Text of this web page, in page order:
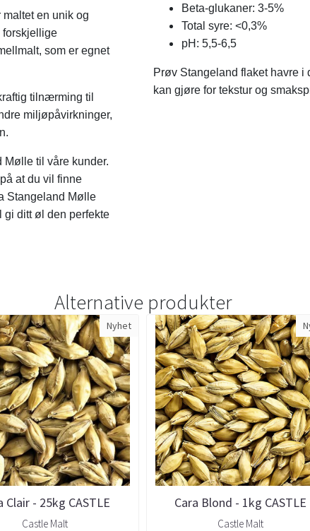
en unik og
forskjellige
som er egnet
tilnærming til
miljøpåvirkninger,
Mølle til våre kunder.
at du vil finne
Stangeland Mølle
gi ditt øl den perfekte
Beta-glukaner: 3-5%
Total syre: <0,3%
pH: 5,5-6,5
Prøv Stangeland flaket havre i
kan gjøre for tekstur og
Alternative produkter
Nyhet
Clair - 25kg CASTLE
Castle Malt
Cara Blond - 1kg CASTLE
Castle Malt